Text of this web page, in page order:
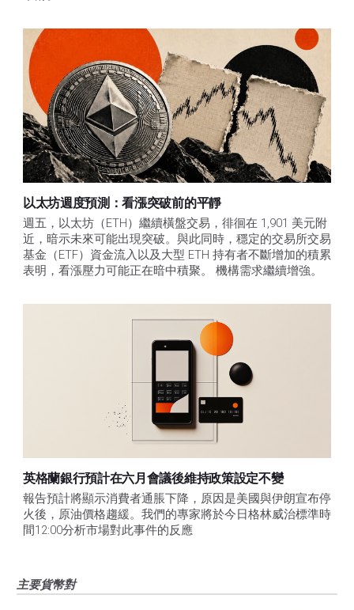
以太坊週度預測：看漲突破前的平靜
週五，以太坊（ETH）繼續橫盤交易，徘徊在 1,901 美元附
近，暗示未來可能出現突破。與此同時，穩定的交易所交易
基金（ETF）資金流入以及大型 ETH 持有者不斷增加的積累
表明，看漲壓力可能正在暗中積聚。 機構需求繼續增強。
英格蘭銀行預計在六月會議後維持政策設定不變
報告預計將顯示消費者通脹下降，原因是美國與伊朗宣布停
火後，原油價格趨緩。我們的專家將於今日格林威治標準時
間12:00分析市場對此事件的反應
主要貨幣對